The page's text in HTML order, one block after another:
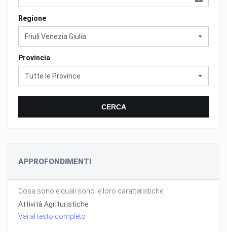
Regione
Friuli Venezia Giulia
Provincia
Tutte le Province
CERCA
APPROFONDIMENTI
Cosa sono e quali sono le loro caratteristiche
Attività Agrituristiche
Vai al testo completo